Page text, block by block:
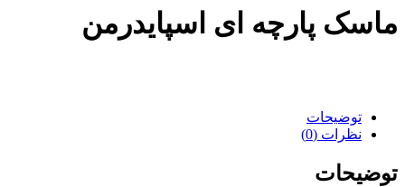
ماسک پارچه ای اسپایدرمن
توضیحات
نظرات (0)
توضیحات